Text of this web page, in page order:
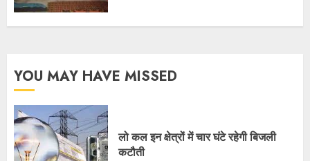
YOU MAY HAVE MISSED
लो कल इन क्षेत्रों में चार घंटे रहेगी बिजली
कटौती